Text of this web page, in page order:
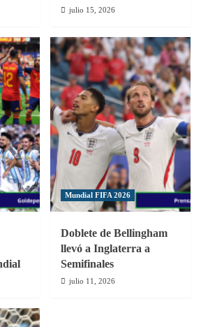
julio 15, 2026
Mundial FIFA 2026
Doblete de Bellingham
llevó a Inglaterra a
Semifinales
julio 11, 2026